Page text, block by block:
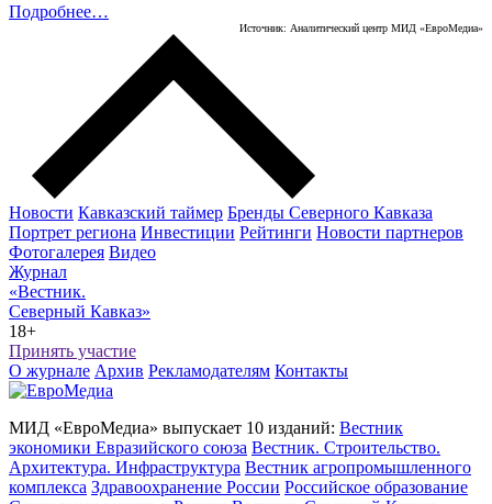
Подробнее…
Источник: Аналитический центр МИД «ЕвроМедиа»
Новости Кавказский таймер Бренды Северного Кавказа
Портрет региона Инвестиции Рейтинги Новости партнеров
Фотогалерея Видео
Журнал
«Вестник.
Северный Кавказ»
18+
Принять участие
О журнале Архив Рекламодателям Контакты
МИД «ЕвроМедиа» выпускает 10 изданий: Вестник
экономики Евразийского союза Вестник. Строительство.
Архитектура. Инфраструктура Вестник агропромышленного
комплекса Здравоохранение России Российское образование